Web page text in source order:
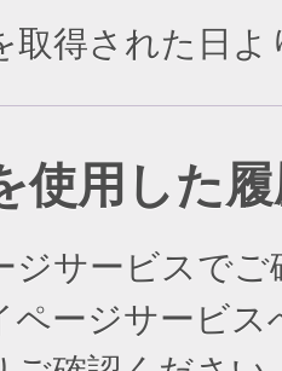
取得された日
使用した
ジサービスで
ページサービ